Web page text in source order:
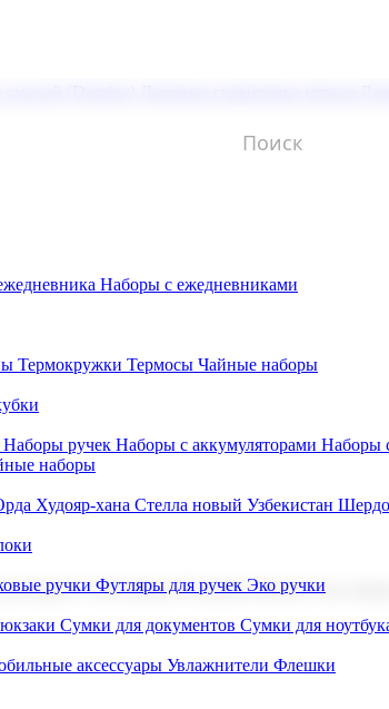
Наборы с ежедневниками
Термокружки Термосы Чайные наборы
Наборы ручек Наборы с аккумуляторами Наборы
наборы
Худояр-хана Стелла новый Узбекистан
ручки Футляры для ручек Эко ручки
Сумки для документов Сумки для
аксессуары Увлажнители Флешки
с логотипом. В нашем каталоге вы